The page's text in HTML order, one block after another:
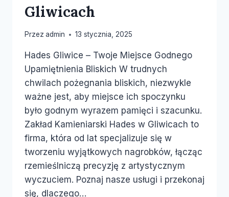
Gliwicach
Przez admin 13 stycznia, 2025
Hades Gliwice – Twoje Miejsce Godnego
Upamiętnienia Bliskich W trudnych
chwilach pożegnania bliskich, niezwykle
ważne jest, aby miejsce ich spoczynku
było godnym wyrazem pamięci i szacunku.
Zakład Kamieniarski Hades w Gliwicach to
firma, która od lat specjalizuje się w
tworzeniu wyjątkowych nagrobków, łącząc
rzemieślniczą precyzję z artystycznym
wyczuciem. Poznaj nasze usługi i przekonaj
się, dlaczego…